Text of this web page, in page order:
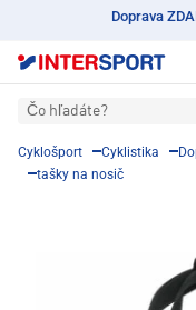
Doprava
Čo hľadáte?
Cyklošport Cyklistika
tašky na nosič